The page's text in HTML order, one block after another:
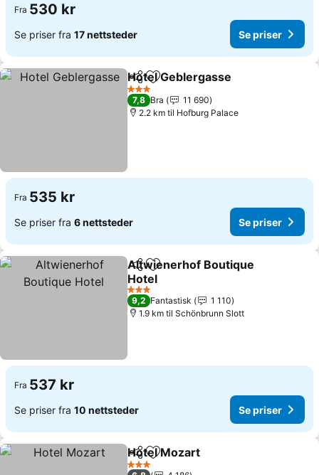
Fra 530 kr
Se priser fra 17 nettsteder Se priser
Del Legg til i favoritter
Hotel Geblergasse
3 Stjerner
7,8 Bra
11 690
2.2 km til Hofburg Palace
Fra 535 kr
Se priser fra 6 nettsteder Se priser
Del Legg til i favoritter
Altwienerhof Boutique
Hotel
Se priser
3 Stjerner
9,2 Fantastisk
1 110
1.9 km til Schönbrunn Slott
Fra 537 kr
Se priser fra 10 nettsteder Se priser
Del Legg til i favoritter
Hotel Mozart
3 Stjerner